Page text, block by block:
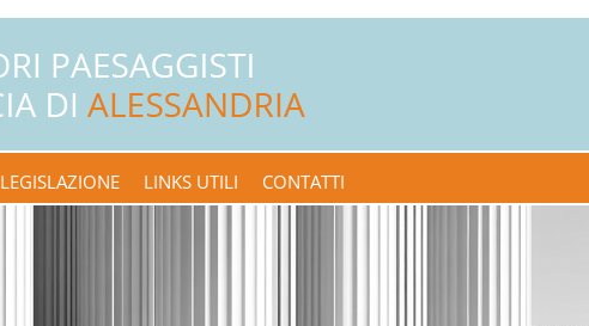
LEGISLAZIONE LINKS UTILI CONTATTI